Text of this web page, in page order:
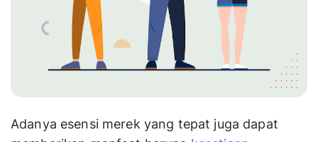
Adanya esensi merek yang tepat juga dapat